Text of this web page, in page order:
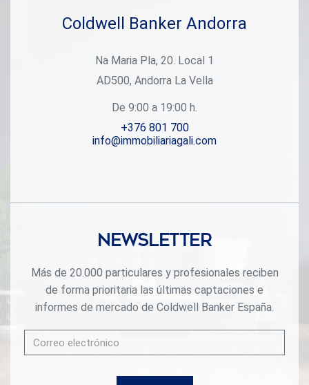
Coldwell Banker Andorra
Na Maria Pla, 20. Local 1
AD500, Andorra La Vella
De 9:00 a 19:00 h.
+376 801 700
info@immobiliariagali.com
Newsletter
Más de 20.000 particulares y profesionales reciben
de forma prioritaria las últimas captaciones e
informes de mercado de Coldwell Banker España.